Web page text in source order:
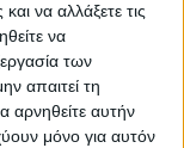
να αλλάξετε τις
να
των
απαιτεί τη
αρνηθείτε αυτήν
μόνο για αυτόν
ο γενικός
η ταμίας